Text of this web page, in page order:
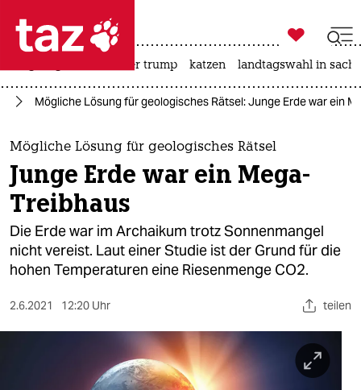
 taz zahl ich
taz zahl ich
themen
politik
öko
gesellschaft
sport

taz zahl ich
usa unter trump katzen landtagswahl in
Mögliche Lösung für geologisches Rätsel: Junge Erde war ein
Mögliche Lösung für geologisches Rätsel
Junge Erde war ein Mega-
Treibhaus
Die Erde war im Archaikum trotz Sonnenmangel
nicht vereist. Laut einer Studie ist der Grund für die
hohen Temperaturen eine Riesenmenge CO2.
2.6.2021 12:20 Uhr teilen